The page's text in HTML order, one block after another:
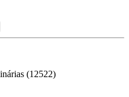
(12522)